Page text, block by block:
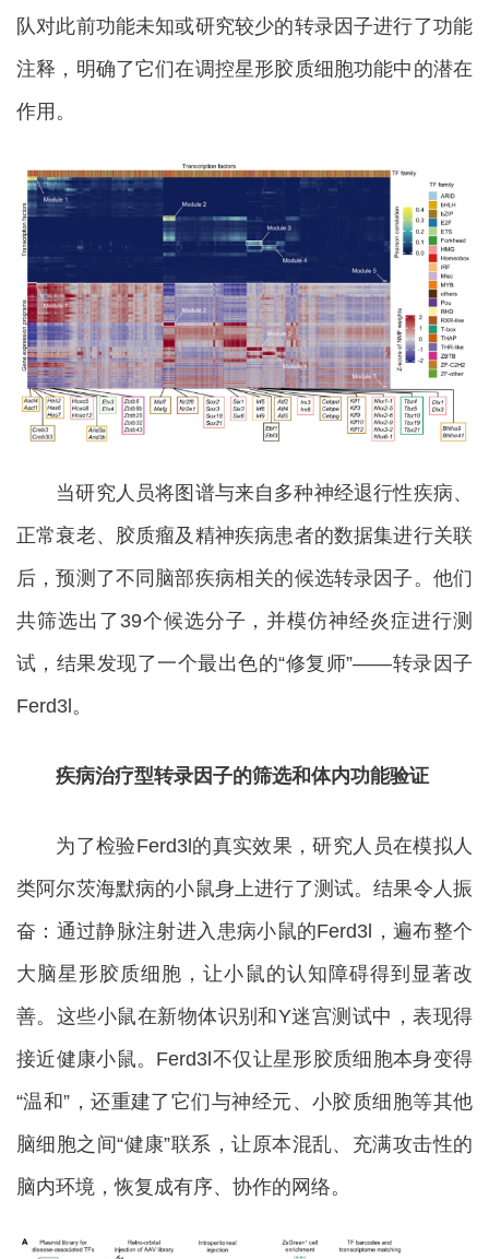
队对此前功能未知或研究较少的转录因子进行了功能
注释，明确了它们在调控星形胶质细胞功能中的潜在
作用。
当研究人员将图谱与来自多种神经退行性疾病、
正常衰老、胶质瘤及精神疾病患者的数据集进行关联
后，预测了不同脑部疾病相关的候选转录因子。他们
共筛选出了39个候选分子，并模仿神经炎症进行测
试，结果发现了一个最出色的“修复师”——转录因子
Ferd3l。
疾病治疗型转录因子的筛选和体内功能验证
为了检验Ferd3l的真实效果，研究人员在模拟人
类阿尔茨海默病的小鼠身上进行了测试。结果令人振
奋：通过静脉注射进入患病小鼠的Ferd3l，遍布整个
大脑星形胶质细胞，让小鼠的认知障碍得到显著改
善。这些小鼠在新物体识别和Y迷宫测试中，表现得
接近健康小鼠。Ferd3l不仅让星形胶质细胞本身变得
“温和”，还重建了它们与神经元、小胶质细胞等其他
脑细胞之间“健康”联系，让原本混乱、充满攻击性的
脑内环境，恢复成有序、协作的网络。